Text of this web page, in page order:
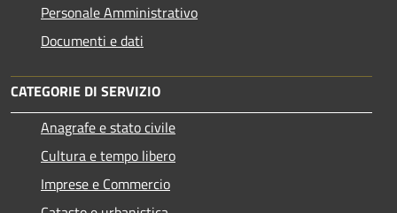
Personale Amministrativo
Documenti e dati
CATEGORIE DI SERVIZIO
Anagrafe e stato civile
Cultura e tempo libero
Imprese e Commercio